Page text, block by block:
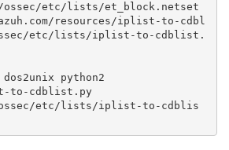
etc/lists/et_block.netset
resources/iplist-to-cdbl
etc/lists/iplist-to-cdblist.
python2
to-cdblist.py
ossec/etc/lists/iplist-to-cdblis